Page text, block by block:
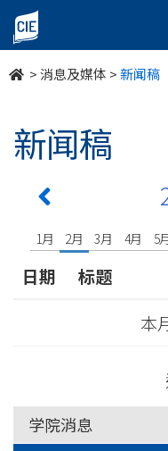
undefined
>消息及媒体 >新闻稿
新闻稿
1月 2月 3月 4月 5
日期
标题
本
学院消息